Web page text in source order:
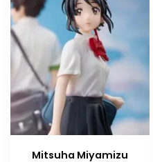
Mitsuha Miyamizu